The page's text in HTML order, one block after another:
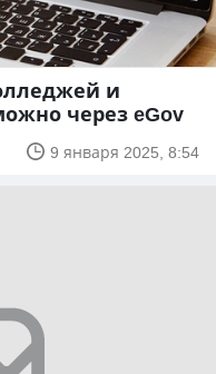
и
через eGov
9 января 2025, 8:54